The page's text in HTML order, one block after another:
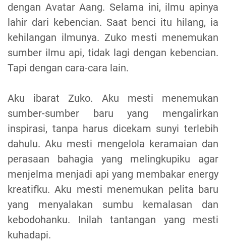
dengan Avatar Aang. Selama ini, ilmu apinya
lahir dari kebencian. Saat benci itu hilang, ia
kehilangan ilmunya. Zuko mesti menemukan
sumber ilmu api, tidak lagi dengan kebencian.
Tapi dengan cara-cara lain.
Aku ibarat Zuko. Aku mesti menemukan
sumber-sumber baru yang mengalirkan
inspirasi, tanpa harus dicekam sunyi terlebih
dahulu. Aku mesti mengelola keramaian dan
perasaan bahagia yang melingkupiku agar
menjelma menjadi api yang membakar energy
kreatifku. Aku mesti menemukan pelita baru
yang menyalakan sumbu kemalasan dan
kebodohanku. Inilah tantangan yang mesti
kuhadapi.